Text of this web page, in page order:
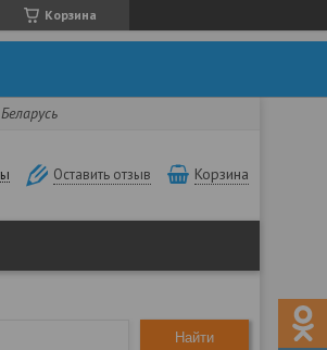
Корзина
Оставить отзыв Корзина
Найти